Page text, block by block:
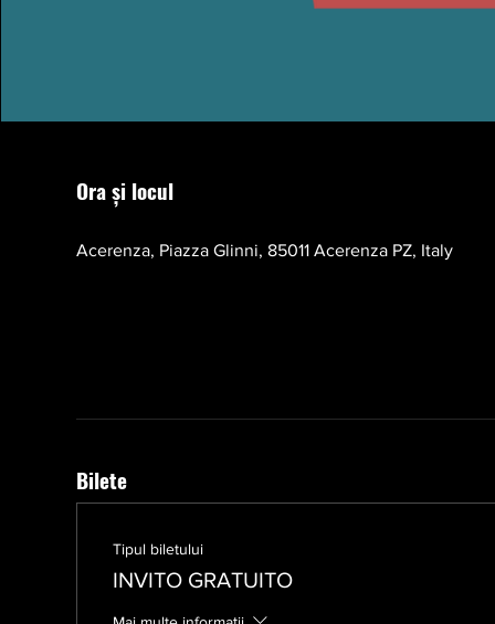
Ora și locul
Acerenza, Piazza Glinni, 85011 Acerenza PZ, Italy
Bilete
Tipul biletului
INVITO GRATUITO